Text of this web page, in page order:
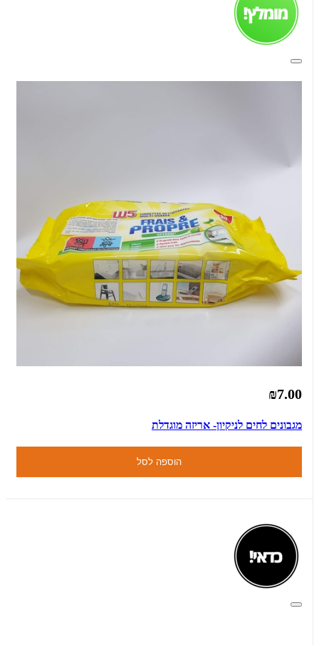
₪7.00
מגבונים לחים לניקיון- אריזה מוגדלת
הוספה לסל